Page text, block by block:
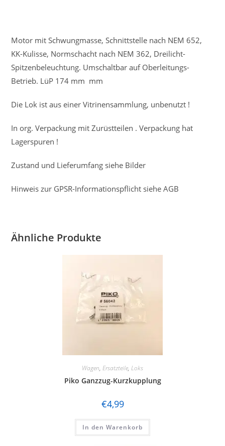
Motor mit Schwungmasse, Schnittstelle nach NEM 652,
KK-Kulisse, Normschacht nach NEM 362, Dreilicht-
Spitzenbeleuchtung. Umschaltbar auf Oberleitungs-
Betrieb. LüP 174 mm mm
Die Lok ist aus einer Vitrinensammlung, unbenutzt !
In org. Verpackung mit Zurüstteilen . Verpackung hat
Lagerspuren !
Zustand und Lieferumfang siehe Bilder
Hinweis zur GPSR-Informationspflicht siehe AGB
Ähnliche Produkte
Wagen, Ersatzteile, Loks
Piko Ganzzug-Kurzkupplung
€4,99
In den Warenkorb